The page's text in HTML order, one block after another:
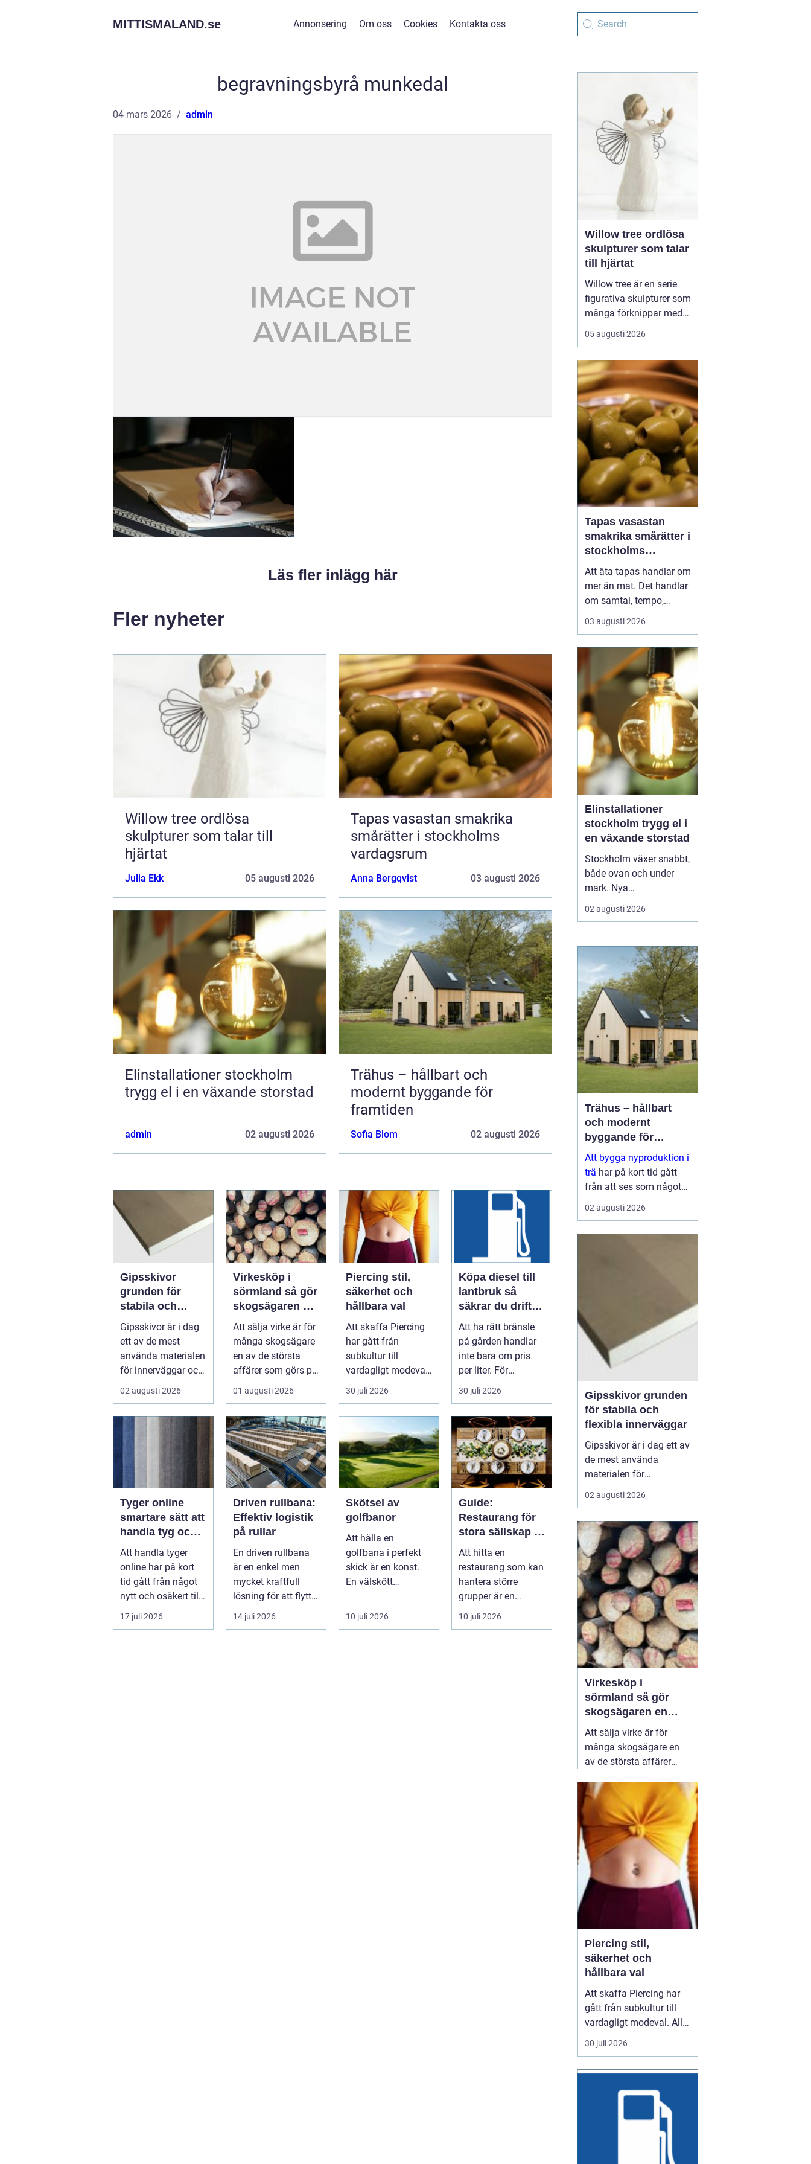
MITTISMALAND.se Annonsering Om oss Cookies Kontakta oss
begravningsbyrå munkedal
04 mars 2026 admin
Läs fler inlägg här
Fler nyheter
Willow tree ordlösa
skulpturer som talar till
hjärtat
Julia Ekk 05 augusti 2026
Tapas vasastan smakrika
smårätter i stockholms
vardagsrum
Anna Bergqvist 03 augusti 2026
Elinstallationer stockholm
trygg el i en växande storstad
admin 02 augusti 2026
Trähus – hållbart och
modernt byggande för
framtiden
Sofia Blom 02 augusti 2026
Gipsskivor
grunden för
stabila och
flexibla
innerväggar
Gipsskivor är i dag
ett av de mest
använda materialen
för innerväggar och
tak i både bostäder
och of...
02 augusti 2026
Virkesköp i
sörmland så gör
skogsägaren en
trygg och
lönsam affär
Att sälja virke är för
många skogsägare
en av de största
affärer som görs på
fastigheten.
Samtidigt ...
01 augusti 2026
Piercing stil,
säkerhet och
hållbara val
Att skaffa Piercing
har gått från
subkultur till
vardagligt modeval.
Allt fler använder
piercade smy...
30 juli 2026
Köpa diesel till
lantbruk så
säkrar du driften
året runt
Att ha rätt bränsle
på gården handlar
inte bara om pris
per liter. För
lantbruket är diesel
en förut...
30 juli 2026
Tyger online
smartare sätt att
handla tyg och
hemtextil
Att handla tyger
online har på kort
tid gått från något
nytt och osäkert till
en självklar del av
må...
17 juli 2026
Driven rullbana:
Effektiv logistik
på rullar
En driven rullbana
är en enkel men
mycket kraftfull
lösning för att flytta
gods p&ari...
14 juli 2026
Skötsel av
golfbanor
Att hålla en
golfbana i perfekt
skick är en konst.
En välskött
inte bara en
enastå...
10 juli 2026
Guide:
Restaurang för
stora sällskap i
Stockholm
Att hitta en
restaurang som kan
hantera större
grupper är en
utmaning, särskilt
om ma...
10 juli 2026
Willow tree ordlösa
skulpturer som talar
till hjärtat
Willow tree är en serie
figurativa skulpturer som
många förknippar med
stillhet, tröst och kärlek.
Den som ser en figur
ofta märke till
enkelheten. Inga
ansikten, inga starka
färger, bara mjuka linjer
och en kropp som lutar
sig f...
05 augusti 2026
Tapas vasastan
smakrika smårätter i
stockholms
vardagsrum
Att äta tapas handlar om
mer än mat. Det handlar
om samtal, tempo,
ljudnivå och känslan av
att tiden kan få stanna
tapas blivit ett naturligt
inslag i kvarterslivet, där
barer och restauranger
blandas med små
butiker och bost...
03 augusti 2026
Elinstallationer
stockholm trygg el i
en växande storstad
Stockholm växer snabbt,
både ovan och under
mark. Nya
bostadsområden tar
form, äldre fastigheter
på hållbara lösningar blir
allt högre. Mitt i den
utvecklingen spelar
elinstallationer en
avgörande roll. En
genomtänkt elinstallat...
02 augusti 2026
Trähus – hållbart
och modernt
byggande för
framtiden
Att bygga nyproduktion i
trä har på kort tid gått
från att ses som något
traditionellt till att bli ett
av de mest moderna
02 augusti 2026
Gipsskivor grunden
för stabila och
flexibla innerväggar
Gipsskivor är i dag ett av
de mest använda
materialen för
innerväggar och tak i
både bostäder och
skapar släta ytor, är
enkla att anpassa och
går att kombinera med
krav på ljud, brand och
fukt. I modern
byggproduktion ses de ...
02 augusti 2026
Virkesköp i
sörmland så gör
skogsägaren en
trygg och lönsam
affär
Att sälja virke är för
många skogsägare en
av de största affärer
Samtidigt är marknaden
rörlig, reglerna många
och alternativen fler än
någonsin. Den som vill
lyckas01 augusti 2026
Piercing stil,
säkerhet och
hållbara val
Att skaffa Piercing har
gått från subkultur till
vardagligt modeval. Allt
fler använder piercade
smycken för att uttrycka
kraven på hygien,
trygghet och kvalitet. En
genomtänkt piercing
30 juli 2026